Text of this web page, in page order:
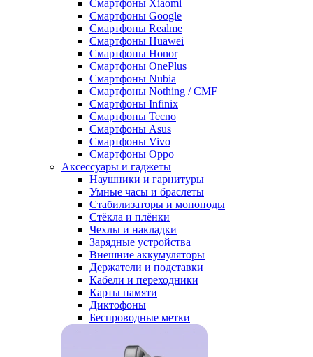
Смартфоны Xiaomi
Смартфоны Google
Смартфоны Realme
Смартфоны Huawei
Смартфоны Honor
Смартфоны OnePlus
Смартфоны Nubia
Смартфоны Nothing / CMF
Смартфоны Infinix
Смартфоны Tecno
Смартфоны Asus
Смартфоны Vivo
Смартфоны Oppo
Аксессуары и гаджеты
Наушники и гарнитуры
Умные часы и браслеты
Стабилизаторы и моноподы
Стёкла и плёнки
Чехлы и накладки
Зарядные устройства
Внешние аккумуляторы
Держатели и подставки
Кабели и переходники
Карты памяти
Диктофоны
Беспроводные метки